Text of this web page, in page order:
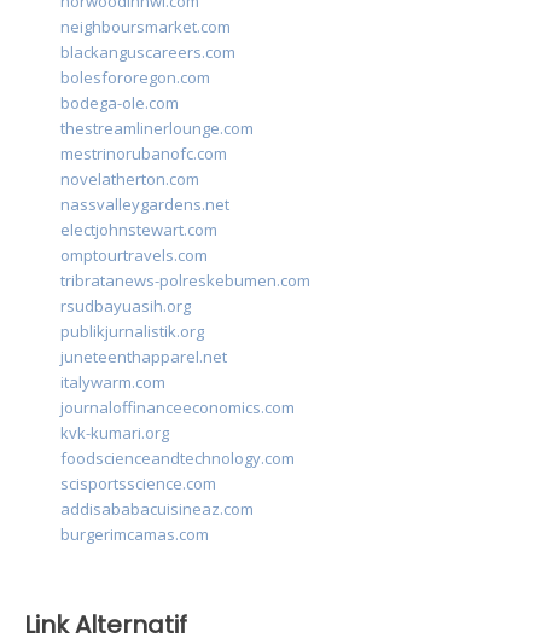
neighboursmarket.com
blackanguscareers.com
bolesfororegon.com
bodega-ole.com
thestreamlinerlounge.com
mestrinorubanofc.com
novelatherton.com
nassvalleygardens.net
electjohnstewart.com
omptourtravels.com
tribratanews-polreskebumen.com
rsudbayuasih.org
publikjurnalistik.org
juneteenthapparel.net
italywarm.com
journaloffinanceeconomics.com
kvk-kumari.org
foodscienceandtechnology.com
scisportsscience.com
addisababacuisineaz.com
burgerimcamas.com
Link Alternatif